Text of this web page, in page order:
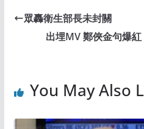
眾轟衛生部長未封關
出埋MV 鄭俠金句爆
You May Also